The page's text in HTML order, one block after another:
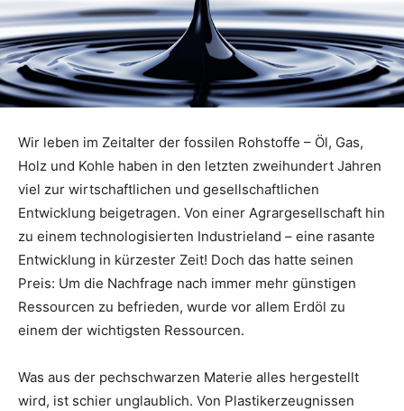
Wir leben im Zeitalter der fossilen Rohstoffe – Öl, Gas,
Holz und Kohle haben in den letzten zweihundert Jahren
viel zur wirtschaftlichen und gesellschaftlichen
Entwicklung beigetragen. Von einer Agrargesellschaft hin
zu einem technologisierten Industrieland – eine rasante
Entwicklung in kürzester Zeit! Doch das hatte seinen
Preis: Um die Nachfrage nach immer mehr günstigen
Ressourcen zu befrieden, wurde vor allem Erdöl zu
einem der wichtigsten Ressourcen.
Was aus der pechschwarzen Materie alles hergestellt
wird, ist schier unglaublich. Von Plastikerzeugnissen